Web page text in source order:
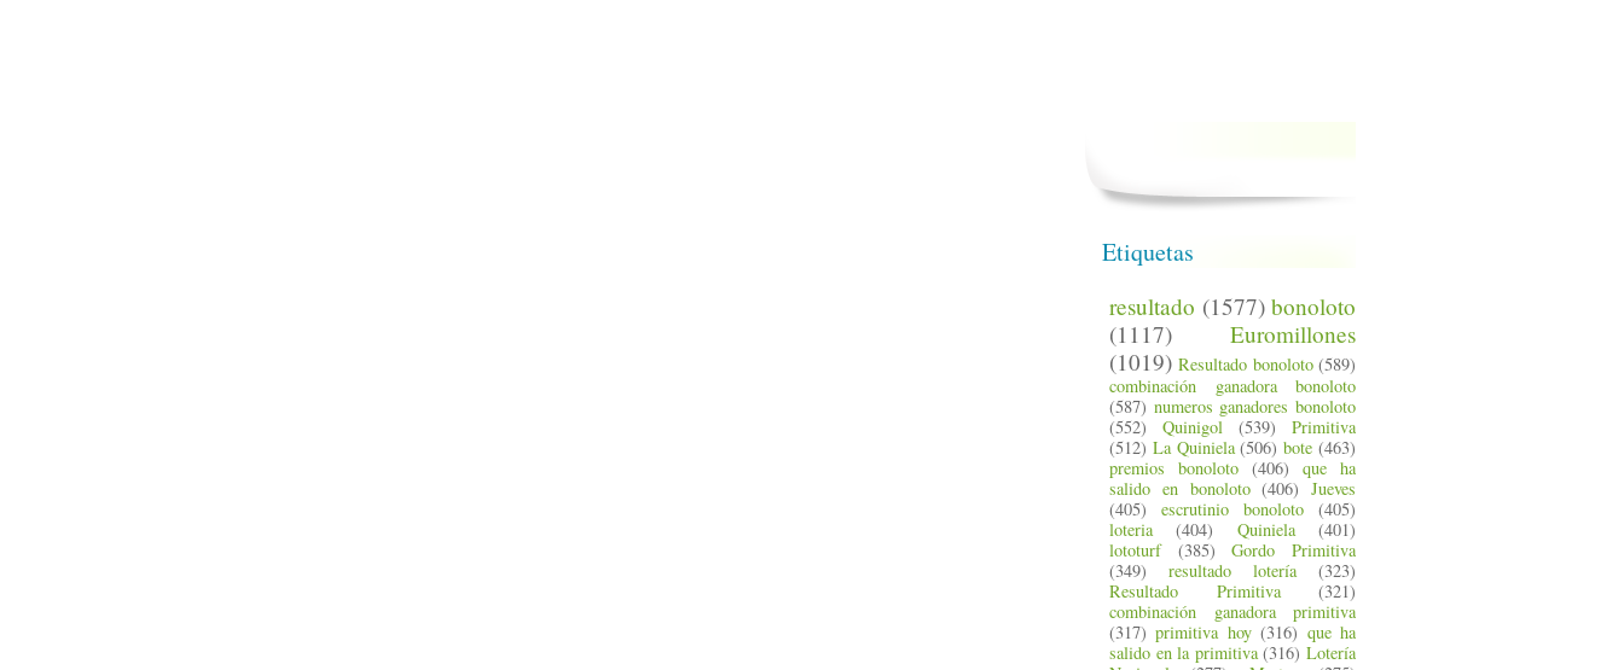
Etiquetas
resultado (1577) bonoloto
(1117)
Euromillones
(1019) Resultado bonoloto (589)
combinación ganadora bonoloto
(587) numeros ganadores bonoloto
(552)
Quinigol (539)
Primitiva
(512) La Quiniela (506) bote (463)
premios bonoloto (406)
que ha
salido en bonoloto (406) Jueves
(405)
escrutinio bonoloto
(405)
loteria
(404) Quiniela
(401)
lototurf
(385)
Gordo Primitiva
(349)
resultado lotería
(323)
Resultado Primitiva
(321)
combinación ganadora primitiva
(317) primitiva hoy (316) que ha
salido en la primitiva (316) Lotería